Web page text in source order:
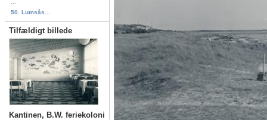
50. Lumsås...
Tilfældigt billede
Kantinen, B.W. feriekoloni